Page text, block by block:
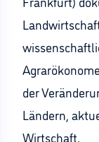
der
Ländern,
Wirtschaft.